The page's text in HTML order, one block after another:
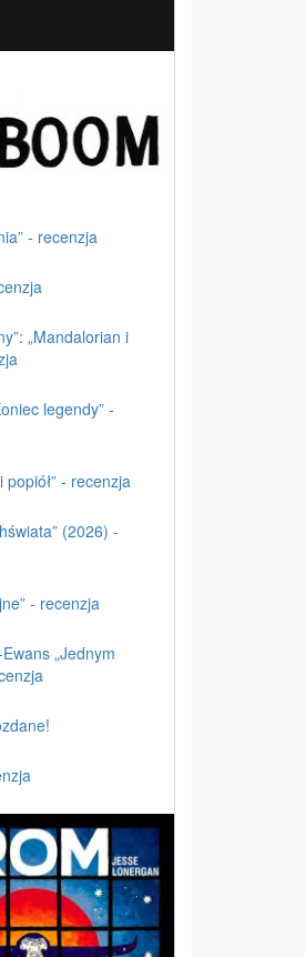
- recenzja
„Mandalorian i
legendy” -
- recenzja
(2026) -
- recenzja
„Jednym